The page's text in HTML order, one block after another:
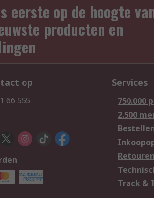
eerste op de hoogte
producten en
op
66 555
Services
750.000
2.500
Bestellen
Retouren
Track &